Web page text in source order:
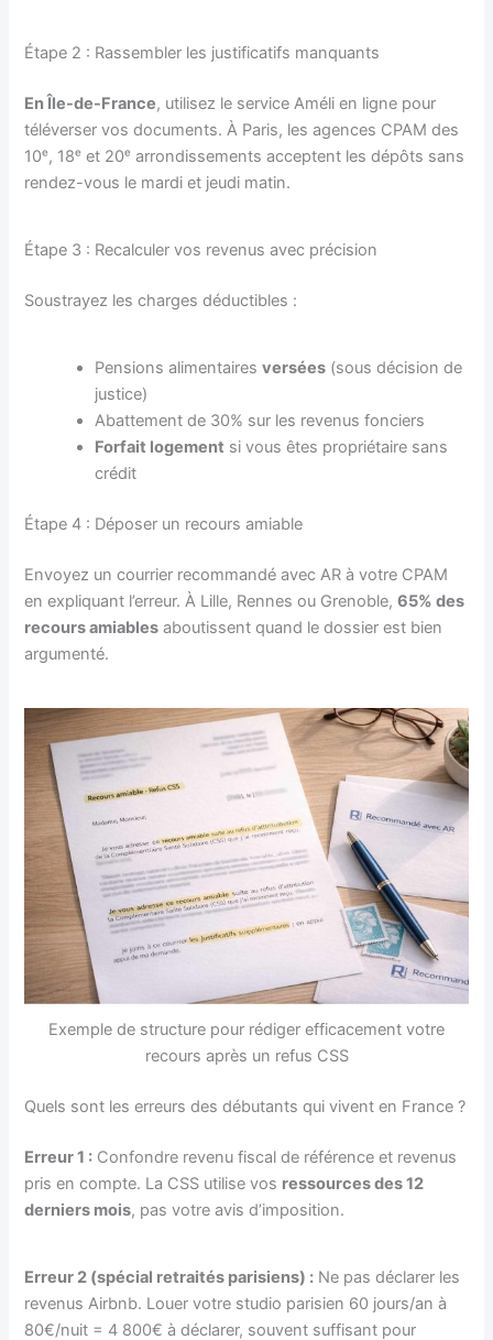
Étape 2 : Rassembler les justificatifs manquants
En Île-de-France, utilisez le service Améli en ligne pour
téléverser vos documents. À Paris, les agences CPAM des
10ᵉ, 18ᵉ et 20ᵉ arrondissements acceptent les dépôts sans
rendez-vous le mardi et jeudi matin.
Étape 3 : Recalculer vos revenus avec précision
Soustrayez les charges déductibles :
Pensions alimentairesversées (sous décision de
justice)
Abattement de 30% sur les revenus fonciers
Forfait logement si vous êtes propriétaire sans
crédit
Étape 4 : Déposer un recours amiable
Envoyez un courrier recommandé avec AR à votre CPAM
en expliquant l’erreur. À Lille, Rennes ou Grenoble,65% des
recours amiables aboutissent quand le dossier est bien
argumenté.
Exemple de structure pour rédiger efficacement votre
recours après un refus CSS
Quels sont les erreurs des débutants qui vivent en France ?
Erreur 1 : Confondre revenu fiscal de référence et revenus
pris en compte. La CSS utilise vos ressources des 12
derniers mois, pas votre avis d’imposition.
Erreur 2 (spécial retraités parisiens) : Ne pas déclarer les
revenus Airbnb. Louer votre studio parisien 60 jours/an à
80€/nuit = 4 800€ à déclarer, souvent suffisant pour